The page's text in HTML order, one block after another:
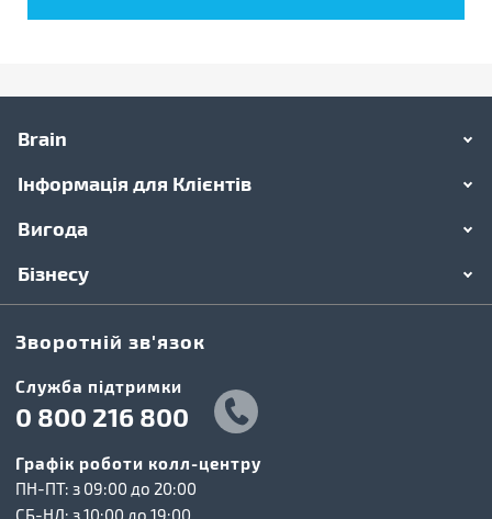
Brain
Інформація для Клієнтів
Вигода
Бізнесу
Зворотній зв'язок
Cлужба підтримки
0 800 216 800
Графік роботи колл-центру
ПН-ПТ: з 09:00 до 20:00
СБ-НД: з 10:00 до 19:00